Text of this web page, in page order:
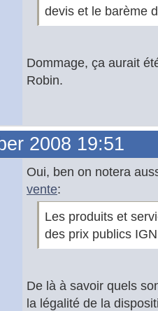
devis et le barème
Dommage, ça aurait
Robin.
2008 19:51
Oui, ben on notera
vente:
Les produits et
des prix publics
De là à savoir quels
la légalité de la